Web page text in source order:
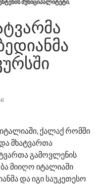
ᲛᲣᲜᲘᲪᲘᲞᲐᲚᲘᲢᲔᲢᲘ,
ქალაქ რომში
მხატვართა
გამოვლენის
მიიღო იტალიაში
და იგი საუკეთესო